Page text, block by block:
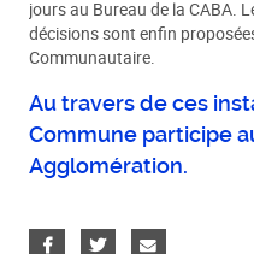
jours au Bureau de la CABA.
décisions sont enfin
Communautaire.
Au travers de ces
Commune participe
Agglomération.